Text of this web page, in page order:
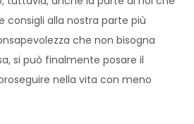
consigli alla nostra parte più
che non bisogna
si può finalmente posare il
nella vita con meno